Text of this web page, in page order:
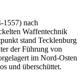
1557) nach
Waffentechnik
stand Tecklenburg
der Führung von
im Nord-Osten
und überschüttet.